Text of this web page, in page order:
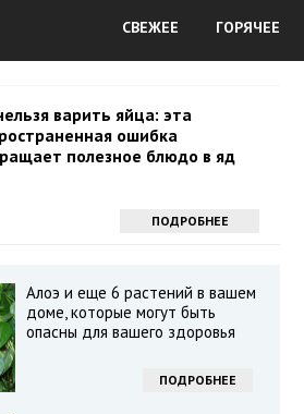
СВЕЖЕЕ ГОРЯЧЕЕ
варить яйца: эта
ошибка
полезное блюдо в яд
ПОДРОБНЕЕ
Алоэ и еще 6 растений в вашем
доме, которые могут быть
опасны для вашего здоровья
ПОДРОБНЕЕ